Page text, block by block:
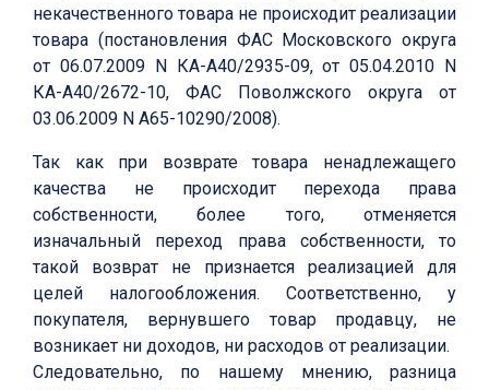
некачественного товара не происходит реализации
товара (постановления ФАС Московского округа
от 06.07.2009 N КА-А40/2935-09, от 05.04.2010 N
КА-А40/2672-10, ФАС Поволжского округа от
03.06.2009 N А65-10290/2008).
Так как при возврате товара ненадлежащего
качества не происходит перехода права
собственности, более того, отменяется
изначальный переход права собственности, то
такой возврат не признается реализацией для
целей налогообложения. Соответственно, у
покупателя, вернувшего товар продавцу, не
возникает ни доходов, ни расходов от реализации.
Следовательно, по нашему мнению, разница